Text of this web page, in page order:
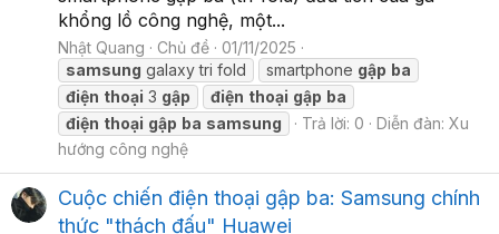
khổng lồ công nghệ, một...
Nhật Quang Chủ đề
01/11/2025
samsung galaxy tri fold smartphone gập ba
điện thoại 3 gập điện thoại gập ba
điện thoại gập ba samsung Trả lời: 0 Diễn đàn: Xu
hướng công nghệ
Cuộc chiến điện thoại gập ba: Samsung chính
thức "thách đấu" Huawei